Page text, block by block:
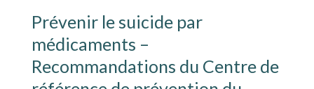
Prévenir le suicide par
médicaments –
Recommandations du Centre de